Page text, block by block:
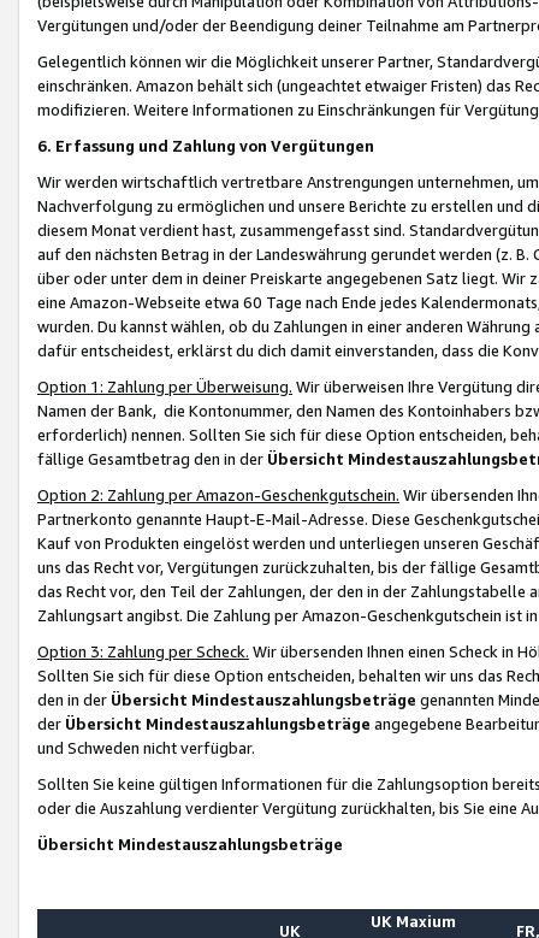
Vergütungen und/oder der Beendigung deiner Teilnahme am
Gelegentlich können wir die Möglichkeit unserer Partner,
einschränken. Amazon behält sich (ungeachtet etwaiger Fristen) das
modifizieren. Weitere Informationen zu Einschränkungen für
6. Erfassung und Zahlung von Vergütungen
Wir werden wirtschaftlich vertretbare Anstrengungen unternehmen,
Nachverfolgung zu ermöglichen und unsere Berichte zu erstellen und
diesem Monat verdient hast, zusammengefasst sind.
auf den nächsten Betrag in der Landeswährung gerundet werden (z.
über oder unter dem in deiner Preiskarte angegebenen Satz liegt.
eine Amazon-Webseite etwa 60 Tage nach Ende jedes
wurden. Du kannst wählen, ob du Zahlungen in einer anderen
dafür entscheidest, erklärst du dich damit einverstanden, dass die
Option 1: Zahlung per Überweisung. Wir überweisen Ihre Vergütung
Namen der Bank, die Kontonummer, den Namen des Kontoinhabers
erforderlich) nennen. Sollten Sie sich für diese Option entscheiden,
fällige Gesamtbetrag den in der Übersicht
Option 2: Zahlung per Amazon-Geschenkgutschein. Wir übersenden
Partnerkonto genannte Haupt-E-Mail-Adresse. Diese
Kauf von Produkten eingelöst werden und unterliegen unseren
uns das Recht vor, Vergütungen zurückzuhalten, bis der fällige
das Recht vor, den Teil der Zahlungen, der den in der
Zahlungsart angibst. Die Zahlung per Amazon-Geschenkgutschein ist
Option 3: Zahlung per Scheck. Wir übersenden Ihnen einen Scheck in
Sollten Sie sich für diese Option entscheiden, behalten wir uns das
den in der Übersicht Mindestauszahlungsbeträge genannten
der Übersicht Mindestauszahlungsbeträge angegebene
und Schweden nicht verfügbar.
Sollten Sie keine gültigen Informationen für die Zahlungsoption
oder die Auszahlung verdienter Vergütung zurückhalten, bis Sie
Übersicht Mindestauszahlungsbeträge
UK
UK Maxium